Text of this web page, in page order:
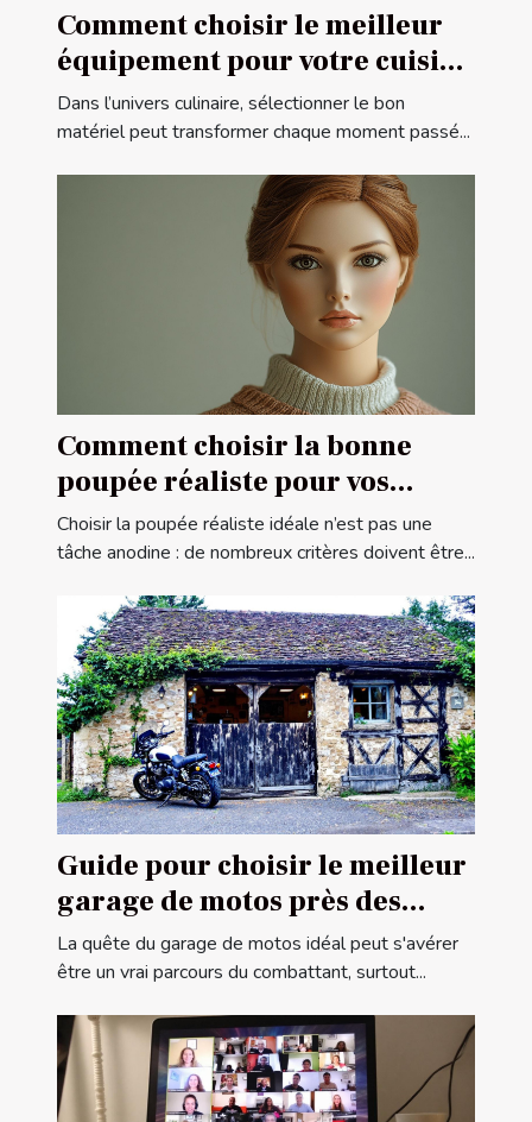
Comment choisir le meilleur
équipement pour votre cuisine
?
Dans l’univers culinaire, sélectionner le bon
matériel peut transformer chaque moment passé...
Comment choisir la bonne
poupée réaliste pour vos
besoins
Choisir la poupée réaliste idéale n’est pas une
tâche anodine : de nombreux critères doivent être...
Guide pour choisir le meilleur
garage de motos près des
frontières françaises
La quête du garage de motos idéal peut s'avérer
être un vrai parcours du combattant, surtout...